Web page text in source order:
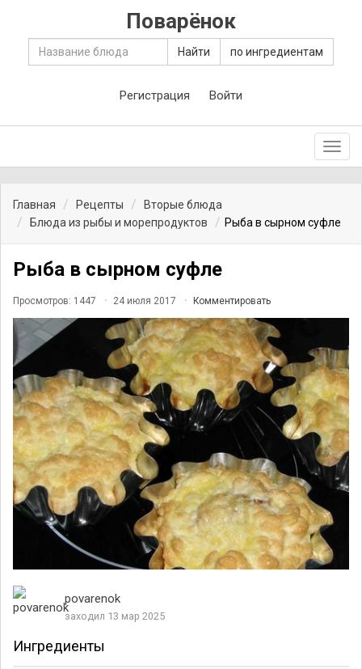
Поварёнок
Найти по ингредиентам
Регистрация Войти
Главная Рецепты
Вторые блюда
Блюда из рыбы и морепродуктов
Рыба в сырном суфле
Рыба в сырном суфле
Просмотров: 1447 24 июля 2017 Комментировать
povarenok
заходил 13 мар 2025
Ингредиенты